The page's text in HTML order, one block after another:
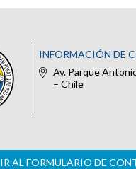
INFORMACIÓN DE
Av. Parque
– Chile
IR AL FORMULARIO DE